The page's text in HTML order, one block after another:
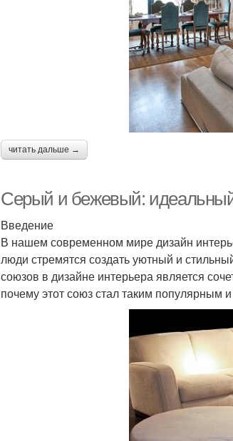
читать дальше →
Серый и бежевый:
Введение
В нашем современном мире дизайн
люди стремятся создать уютный и
союзов в дизайне интерьера является
почему этот союз стал таким популярным